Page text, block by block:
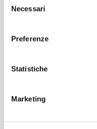
delNecessari
Preferenze
Statistiche
MarketingCoperto Auto
Pagamento online